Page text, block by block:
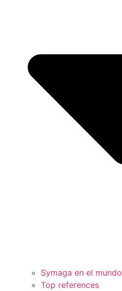
Symaga en el mundo
Top references